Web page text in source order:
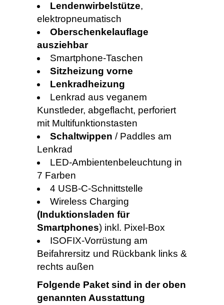
Lendenwirbelstütze,
elektropneumatisch
Oberschenkelauflage
ausziehbar
Smartphone-Taschen
Sitzheizung vorne
Lenkradheizung
Lenkrad aus veganem
Kunstleder, abgeflacht, perforiert
mit Multifunktionstasten
Schaltwippen/ Paddles am
Lenkrad
LED-Ambientenbeleuchtung in
7 Farben
4 USB-C-Schnittstelle
Wireless Charging
(Induktionsladen für
Smartphones) inkl. Pixel-Box
ISOFIX-Vorrüstung am
Beifahrersitz und Rückbank links &
rechts außen
Folgende Paket sind in der oben
genannten Ausstattung